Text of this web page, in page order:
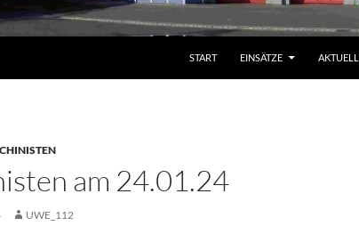
START EINSÄTZE
am 24.01.24
UWE_112